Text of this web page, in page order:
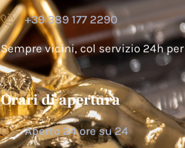
+39 389 177 2290
Sempre vicini, col servizio 24h
Orari di apertura
Aperto 24 ore su 24